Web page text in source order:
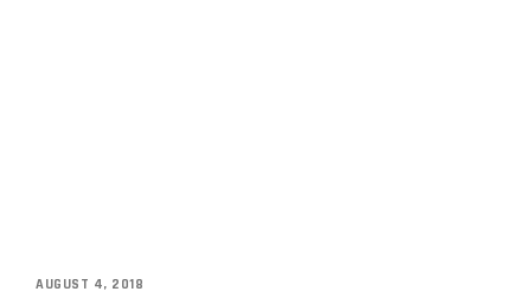
AUGUST 4, 2018